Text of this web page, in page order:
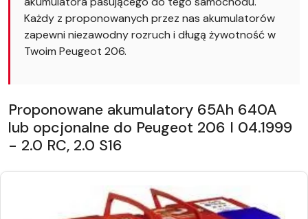
Każdy z proponowanych przez nas akumulatorów
zapewni niezawodny rozruch i długą żywotność w
Twoim Peugeot 206.
Proponowane akumulatory 65Ah 640A
lub opcjonalne do Peugeot 206 I 04.1999
- 2.0 RC, 2.0 S16